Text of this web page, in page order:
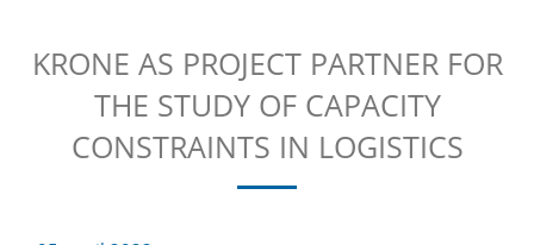
KRONE AS PROJECT PARTNER FOR
THE STUDY OF CAPACITY
CONSTRAINTS IN LOGISTICS